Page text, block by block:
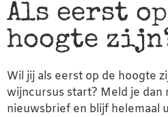
Als eerst
hoogte
Wil jij als eerst op de hoogte
wijncursus start? Meld je dan
nieuwsbrief en blijf helemaal